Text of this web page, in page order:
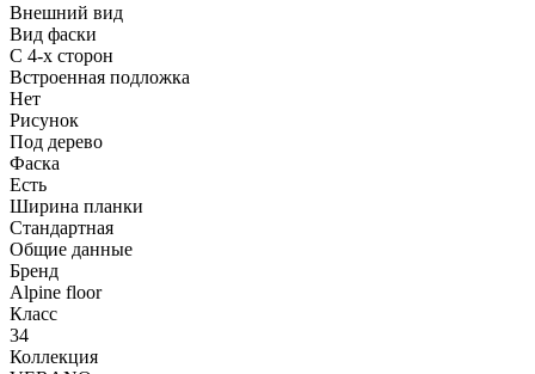
Внешний вид
Вид фаски
С 4-х сторон
Встроенная подложка
Нет
Рисунок
Под дерево
Фаска
Есть
Ширина планки
Стандартная
Общие данные
Бренд
Alpine floor
Класс
34
Коллекция